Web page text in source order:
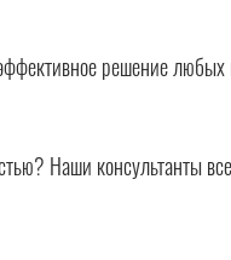
решение
Наши консультанты